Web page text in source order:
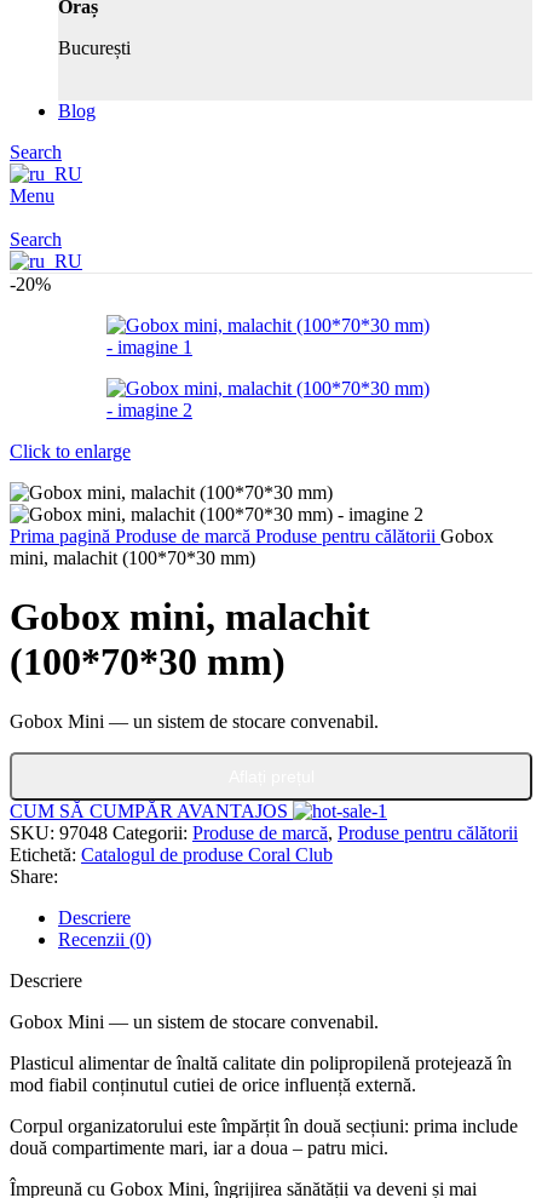
Oraș
București
Blog
Search
Menu
Search
-20%
Click to enlarge
Prima pagină Produse de marcă Produse pentru călătorii Gobox
mini, malachit (100*70*30 mm)
Gobox mini, malachit
(100*70*30 mm)
Gobox Mini — un sistem de stocare convenabil.
CUM SĂ CUMPĂR AVANTAJOS
SKU: 97048 Categorii: Produse de marcă, Produse pentru călătorii
Etichetă: Catalogul de produse Coral Club
Share:
Descriere
Recenzii (0)
Descriere
Gobox Mini — un sistem de stocare convenabil.
Plasticul alimentar de înaltă calitate din polipropilenă protejează în
mod fiabil conținutul cutiei de orice influență externă.
Corpul organizatorului este împărțit în două secțiuni: prima include
două compartimente mari, iar a doua – patru mici.
Împreună cu Gobox Mini, îngrijirea sănătății va deveni și mai